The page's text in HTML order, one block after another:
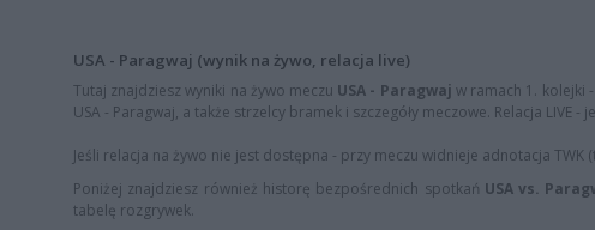
USA - Paragwaj (wynik na żywo, relacja live)
Tutaj znajdziesz wyniki na żywo meczu USA - Paragwaj w ramach 1. kolejki
USA - Paragwaj, a także strzelcy bramek i szczegóły meczowe. Relacja LIVE
Jeśli relacja na żywo nie jest dostępna - przy meczu widnieje adnotacja TWK
Poniżej znajdziesz również historę bezpośrednich spotkań USA vs.
tabelę rozgrywek.